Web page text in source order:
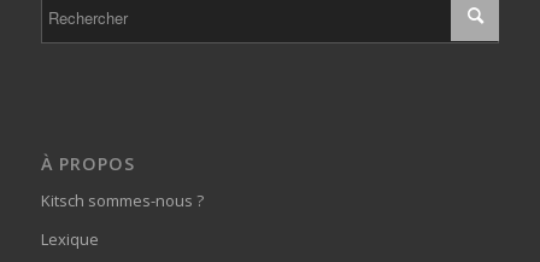
À PROPOS
Kitsch sommes-nous ?
Lexique